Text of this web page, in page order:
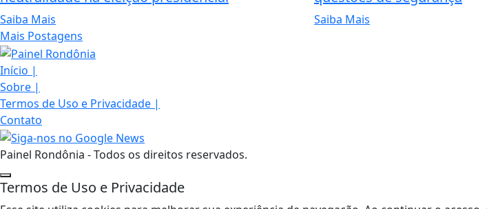
Saiba Mais Saiba Mais
Mais Postagens
Início |
Sobre |
Termos de Uso e Privacidade |
Contato
Painel Rondônia - Todos os direitos reservados.
Termos de Uso e Privacidade